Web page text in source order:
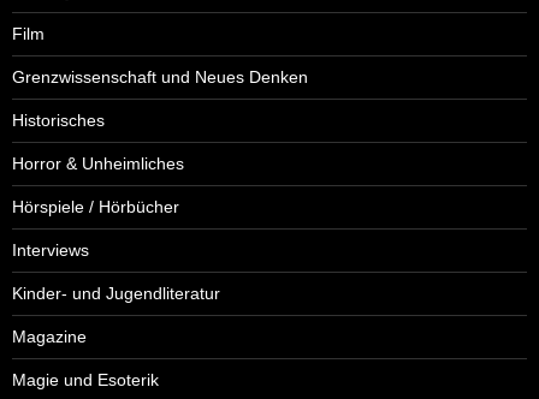
Film
Grenzwissenschaft und Neues Denken
Historisches
Horror & Unheimliches
Hörspiele / Hörbücher
Interviews
Kinder- und Jugendliteratur
Magazine
Magie und Esoterik